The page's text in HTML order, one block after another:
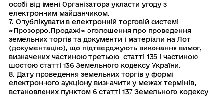
особі від імені Організатора укласти угоду з
електронним майданчиком.
7. Опублікувати в електронній торговій системі
«Прозорро.Продажі» оголошення про проведення
земельних торгів та документи і матеріали на Лот
(документацію), що підтверджують виконання вимог,
визначених частиною третьою статті 135 і частиною
шостою статті 136 Земельного кодексу України.
8. Дату проведення земельних торгів у формі
електронного аукціону визначити у межах термінів,
встановлених пунктом 6 статті 137 Земельного кодексу